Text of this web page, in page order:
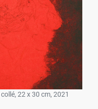
22 x 30 cm, 2021